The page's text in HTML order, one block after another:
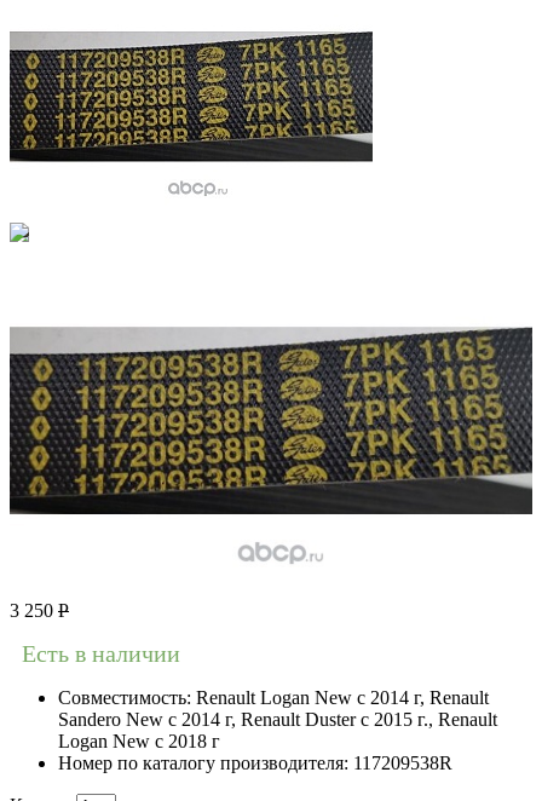
3 250 Р
Есть в наличии
Совместимость: Renault Logan New с 2014 г, Renault
Sandero New с 2014 г, Renault Duster с 2015 г., Renault
Logan New с 2018 г
Номер по каталогу производителя: 117209538R